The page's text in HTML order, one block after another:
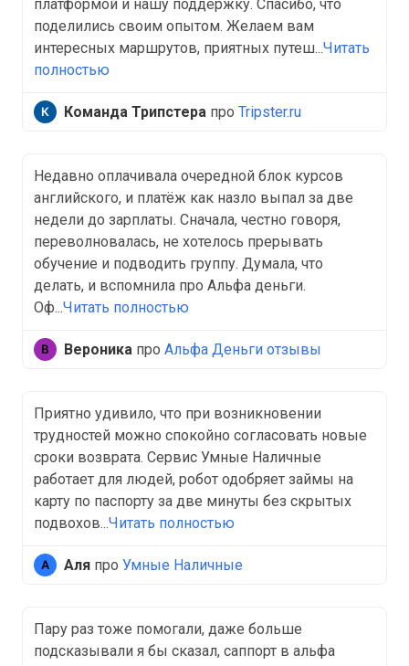
платформой и нашу поддержку. Спасибо, что
поделились своим опытом. Желаем вам
интересных маршрутов, приятных путеш...Читать
полностью
Команда Трипстера про Tripster.ru
Недавно оплачивала очередной блок курсов
английского, и платёж как назло выпал за две
недели до зарплаты. Сначала, честно говоря,
переволновалась, не хотелось прерывать
обучение и подводить группу. Думала, что
делать, и вспомнила про Альфа деньги.
Оф...Читать полностью
Вероника про Альфа Деньги отзывы
Приятно удивило, что при возникновении
трудностей можно спокойно согласовать новые
сроки возврата. Сервис Умные Наличные
работает для людей, робот одобряет займы на
карту по паспорту за две минуты без скрытых
подвохов...Читать полностью
Аля про Умные Наличные
Пару раз тоже помогали, даже больше
подсказывали я бы сказал, саппорт в альфа